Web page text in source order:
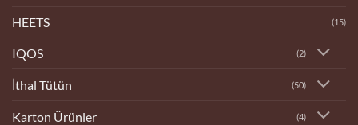
HEETS (15)
IQOS (2)
İthal Tütün (50)
Karton Ürünler (4)